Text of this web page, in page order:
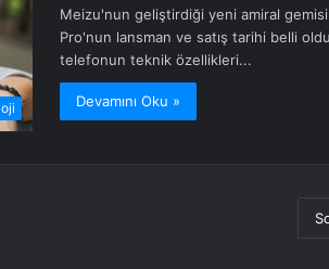
Meizu'nun geliştirdiği yeni amiral
Pro'nun lansman ve satış tarihi belli
telefonun teknik özellikleri...
Devamını Oku »